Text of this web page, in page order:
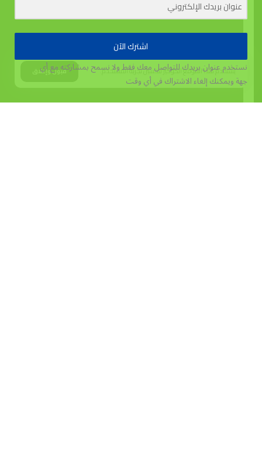
يستخدم هذا الموقع الكوكيز لتحسين تجربة المستخدم. قبول وإغلاق
اشترك الآن
نستخدم عنوان بريدك للتواصل معك فقط ولا نسمح بمشاركته مع أي
جهةويمكنك إلغاء الاشتراك في أي وقت